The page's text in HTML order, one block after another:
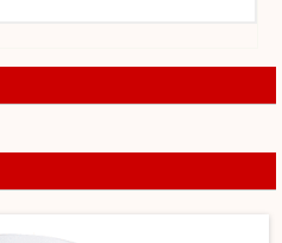
Call
chi tiết